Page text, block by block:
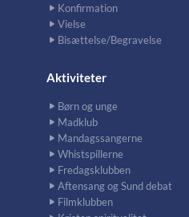
Konfirmation
Vielse
Bisættelse/Begravelse
Aktiviteter
Børn og unge
Madklub
Mandagssangerne
Whistspillerne
Fredagsklubben
Aftensang og Sund debat
Filmklubben